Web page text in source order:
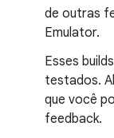
de outras
Emulator.
Esses
testados.
que você
feedback.